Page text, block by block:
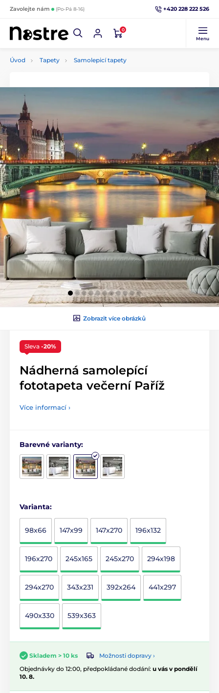
Zavolejte nám (Po-Pá 8-16) +420 228 222 526
0
Menu
Úvod Tapety Samolepicí tapety
Zobrazit více obrázků
Sleva -20%
Nádherná samolepící
fototapeta večerní Paříž
Více informací ›
Barevné varianty:
Varianta:
98x66 147x99 147x270 196x132
196x270 245x165 245x270 294x198
294x270 343x231 392x264 441x297
490x330 539x363
Skladem > 10 ks
Možnosti dopravy ›
Objednávky do 12:00, předpokládané dodání: u vás v pondělí
10. 8.